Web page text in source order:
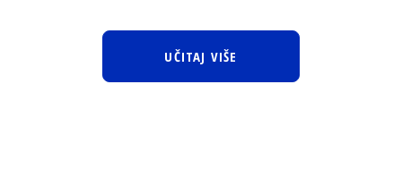
UČITAJ VIŠE